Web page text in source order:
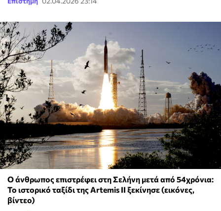
Ο άνθρωπος επιστρέφει στη Σελήνη μετά από 54χρόνια:
Το ιστορικό ταξίδι της Artemis II ξεκίνησε (εικόνες,
βίντεο)